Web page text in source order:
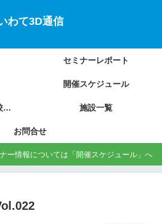
わて3D通信
セミナーレポート
開催スケジュール
いわて3D活用企業・学校の紹介 施設一覧
お問合せ
ー情報については「開催スケジュール」へ